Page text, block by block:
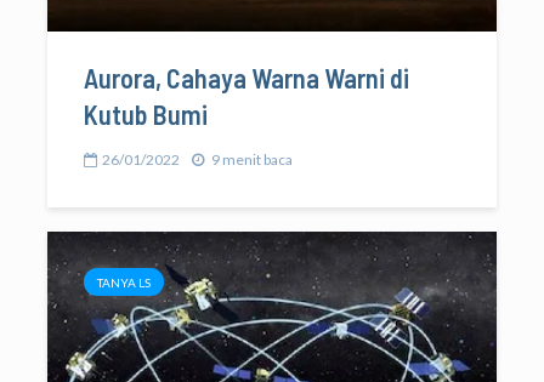
Aurora, Cahaya Warna Warni di
Kutub Bumi
26/01/2022 9 menit baca
TANYA LS